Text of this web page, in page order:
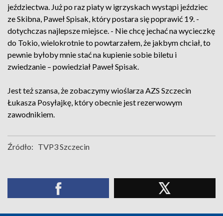
jeździectwa. Już po raz piaty w igrzyskach wystąpi jeździec
ze Skibna, Paweł Spisak, który postara się poprawić 19. -
dotychczas najlepsze miejsce. - Nie chcę jechać na wycieczkę
do Tokio, wielokrotnie to powtarzałem, że jakbym chciał, to
pewnie byłoby mnie stać na kupienie sobie biletu i
zwiedzanie – powiedział Paweł Spisak.
Jest też szansa, że zobaczymy wioślarza AZS Szczecin
Łukasza Posyłajkę, który obecnie jest rezerwowym
zawodnikiem.
Źródło: TVP3 Szczecin